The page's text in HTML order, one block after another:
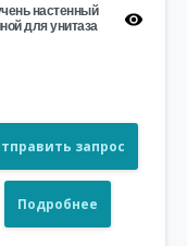
настенный
для унитаза
запрос
Подробнее